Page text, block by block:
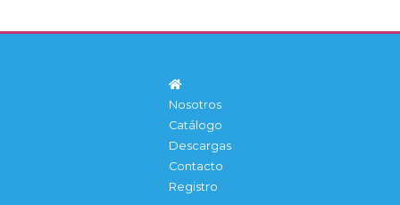
Nosotros
Catálogo
Descargas
Contacto
Registro